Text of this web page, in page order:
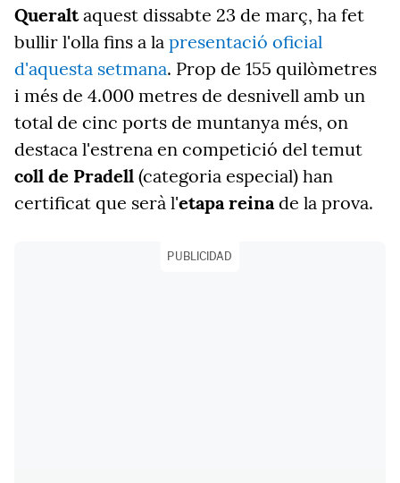
Queraltaquest dissabte 23 de març, ha fet
bullir l'olla fins a la presentació oficial
d'aquesta setmana. Prop de 155 quilòmetres
i més de 4.000 metres de desnivell amb un
total de cinc ports de muntanya més, on
destaca l'estrena en competició del temut
coll de Pradell (categoria especial) han
certificat que serà l'etapa reinade la prova.
PUBLICIDAD